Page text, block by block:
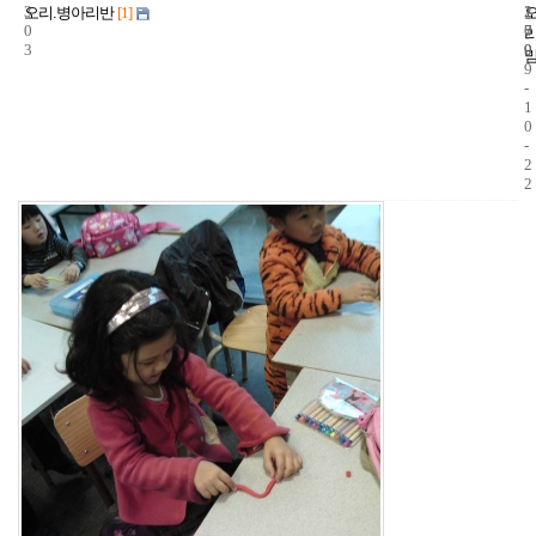
3
0
3
오리.병아리반 [1]
1
7
9
2
0
0
9
-
1
0
-
2
2